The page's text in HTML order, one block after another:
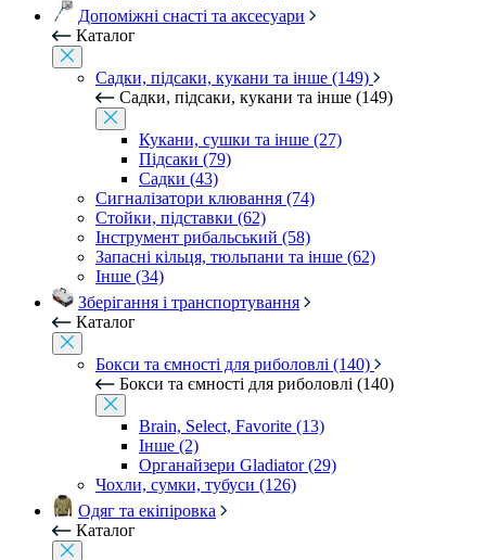
Допоміжні снасті та аксесуари
Каталог
Садки, підсаки, кукани та інше (149)
Садки, підсаки, кукани та інше (149)
Кукани, сушки та інше (27)
Підсаки (79)
Садки (43)
Сигналізатори клювання (74)
Стойки, підставки (62)
Інструмент рибальський (58)
Запасні кільця, тюльпани та інше (62)
Інше (34)
Зберігання і транспортування
Каталог
Бокси та ємності для риболовлі (140)
Бокси та ємності для риболовлі (140)
Brain, Select, Favorite (13)
Інше (2)
Органайзери Gladiator (29)
Чохли, сумки, тубуси (126)
Одяг та екіпіровка
Каталог